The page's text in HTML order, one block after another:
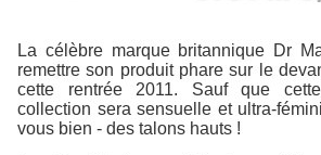
La célèbre marque britannique Dr
remettre son produit phare sur le
cette rentrée 2011. Sauf que
collection sera sensuelle et ultra-
vous bien - des talons hauts !